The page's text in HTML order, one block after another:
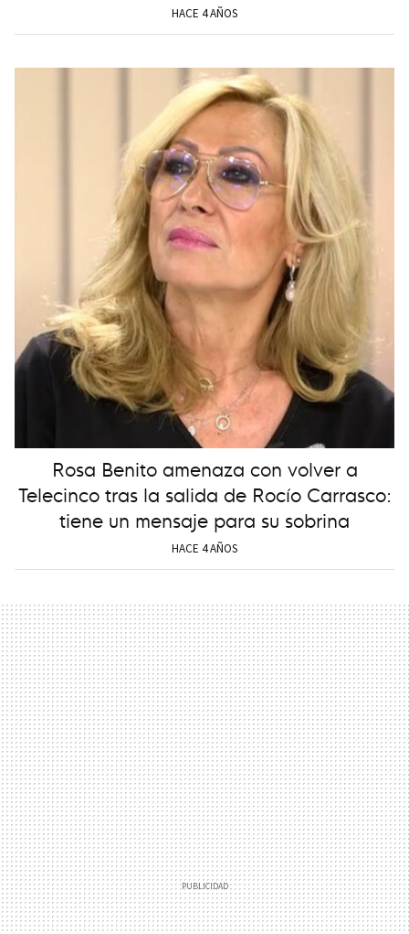
HACE 4 AÑOS
Rosa Benito amenaza con volver a
Telecinco tras la salida de Rocío Carrasco:
tiene un mensaje para su sobrina
HACE 4 AÑOS